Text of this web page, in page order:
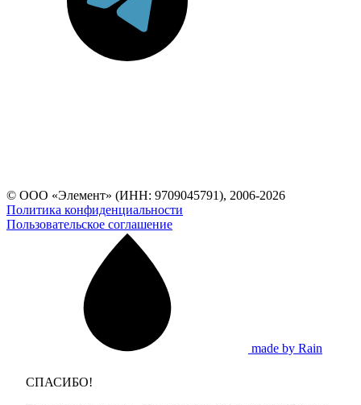
© ООО «Элемент» (ИНН: 9709045791), 2006-2026
Политика конфиденциальности
Пользовательское соглашение
made by Rain
СПАСИБО!